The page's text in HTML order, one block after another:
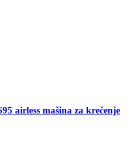
airless mašina za krečenje